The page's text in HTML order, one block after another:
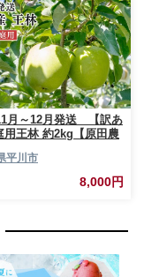
月～12月発送 【訳あ
用王林 約2kg【原田農
ンゴ 林檎 くだもの 果
平川市
8,000円